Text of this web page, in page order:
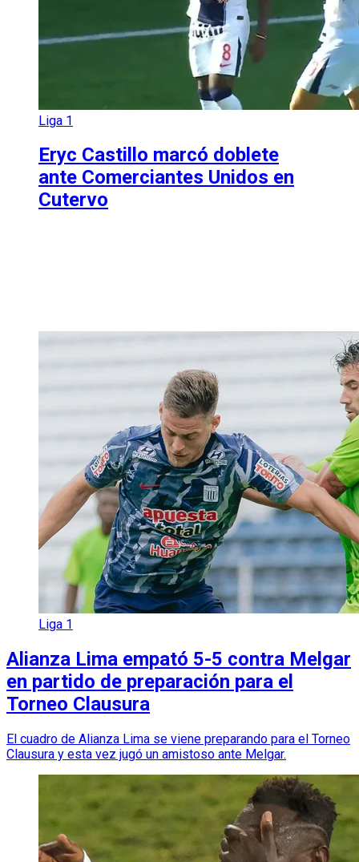
Liga 1
Eryc Castillo marcó doblete
ante Comerciantes Unidos en
Cutervo
Liga 1
Alianza Lima empató 5-5 contra Melgar
en partido de preparación para el
Torneo Clausura
El cuadro de Alianza Lima se viene preparando para el Torneo
Clausura y esta vez jugó un amistoso ante Melgar.